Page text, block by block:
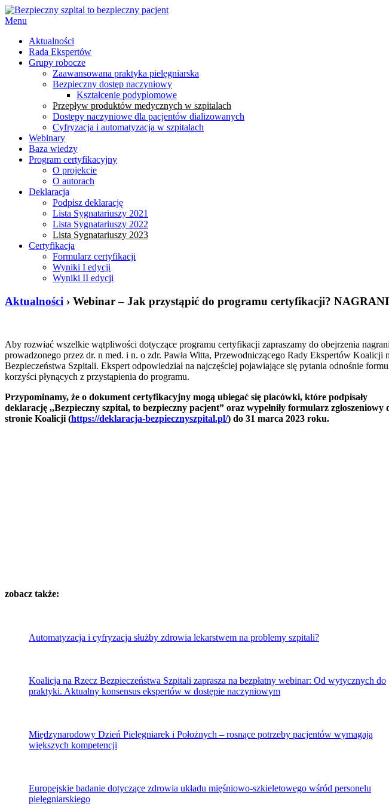
Menu
Aktualności
Rada Ekspertów
Grupy robocze
Zaawansowana praktyka pielęgniarska
Bezpieczny dostęp naczyniowy
Kształcenie podyplomowe
Przepływ produktów medycznych w szpitalach
Dostępy naczyniowe dla pacjentów dializowanych
Cyfryzacja i automatyzacja w szpitalach
Webinary
Baza wiedzy
Program certyfikacyjny
O projekcie
O autorach
Deklaracja
Podpisz deklarację
Lista Sygnatariuszy 2021
Lista Sygnatariuszy 2022
Lista Sygnatariuszy 2023
Certyfikacja
Formularz certyfikacji
Wyniki I edycji
Wyniki II edycji
Aktualności › Webinar – Jak przystąpić do programu certyfikacji?
Aby rozwiać wszelkie wątpliwości dotyczące programu certyfikacji zapraszamy do obejrzenia
prowadzonego przez dr. n med. i n. o zdr. Pawła Witta, Przewodniczącego Rady Ekspertów Koalicji
Bezpieczeństwa Szpitali. Ekspert odpowiedział na najczęściej pojawiające się pytania odnośnie
korzyści płynących z przystąpienia do programu.
Przypominamy, że o dokument certyfikacyjny mogą ubiegać się placówki, które podpisały
deklarację ,,Bezpieczny szpital, to bezpieczny pacjent” oraz wypełniły formularz zgłoszeniowy
stronie Koalicji (https://deklaracja-bezpiecznyszpital.pl/) do 31 marca 2023 roku.
zobacz także:
Automatyzacja i cyfryzacja służby zdrowia lekarstwem na problemy szpitali?
Koalicja na Rzecz Bezpieczeństwa Szpitali zaprasza na bezpłatny webinar: Od wytycznych do
praktyki. Aktualny konsensus ekspertów w dostępie naczyniowym
Międzynarodowy Dzień Pielęgniarek i Położnych – rosnące potrzeby pacjentów wymagają
większych kompetencji
Europejskie badanie dotyczące zdrowia układu mięśniowo-szkieletowego wśród personelu
pielęgniarskiego